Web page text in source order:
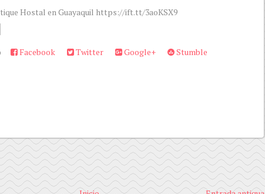
Hostal en Guayaquil https://ift.tt/3aoKSX9
Facebook Twitter Google+
Stumble